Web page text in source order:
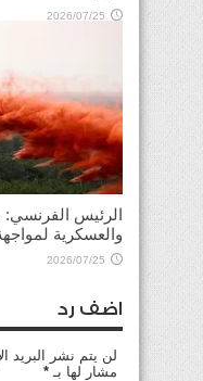
2026/07/25
الرئيس الفرنسي:
والعسكرية
2026/07/25
اضف رد
لن يتم نشر البريد
مشار لها بـ *